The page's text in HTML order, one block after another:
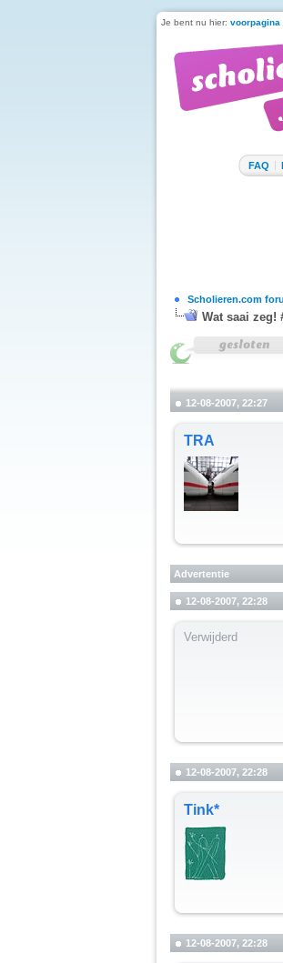
Je bent nu hier: voorpagina
FAQ
Scholieren.com
Wat saai zeg!
12-08-2007, 22:27
TRA
Advertentie
12-08-2007, 22:28
Verwijderd
12-08-2007, 22:28
Tink*
12-08-2007, 22:28